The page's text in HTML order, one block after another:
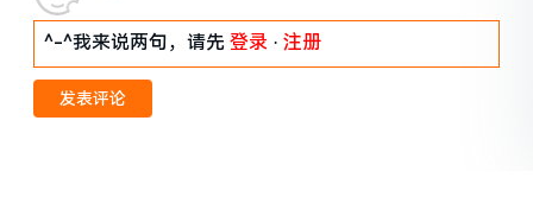
^-^我来说两句，请先登录 · 注册
发表评论